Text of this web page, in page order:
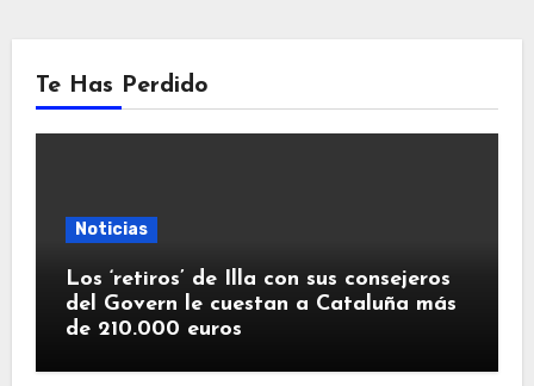
Te Has Perdido
Noticias
Los ‘retiros’ de Illa con sus consejeros
del Govern le cuestan a Cataluña más
de 210.000 euros